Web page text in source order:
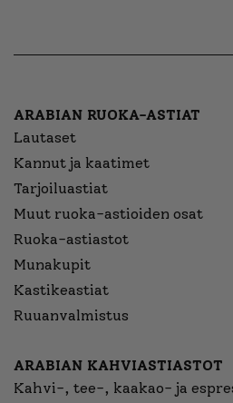
ARABIAN RUOKA-ASTIAT
Lautaset
Kannut ja kaatimet
Tarjoiluastiat
Muut ruoka-astioiden osat
Ruoka-astiastot
Munakupit
Kastikeastiat
Ruuanvalmistus
ARABIAN KAHVIASTIASTOT
Kahvi-, tee-, kaakao- ja